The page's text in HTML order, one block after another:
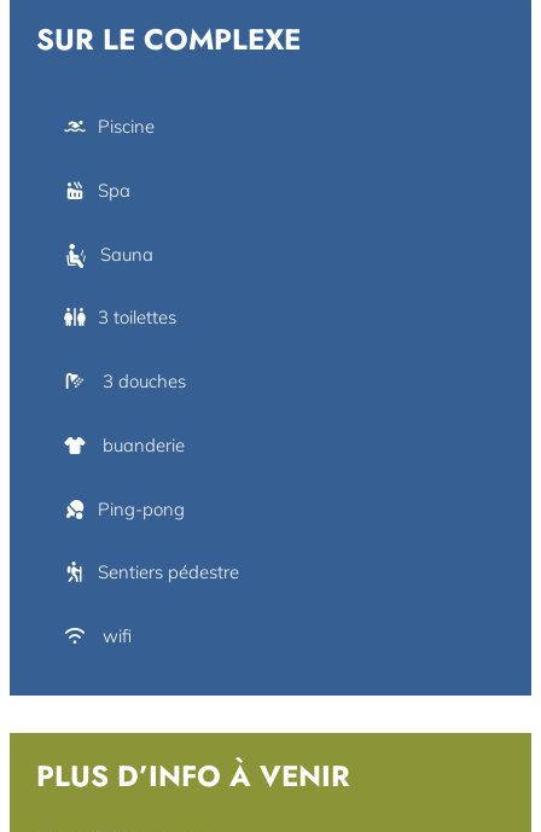
SUR LE COMPLEXE
Piscine
Spa
Sauna
3 toilettes
3 douches
buanderie
Ping-pong
Sentiers pédestre
wifi
PLUS D’INFO À VENIR